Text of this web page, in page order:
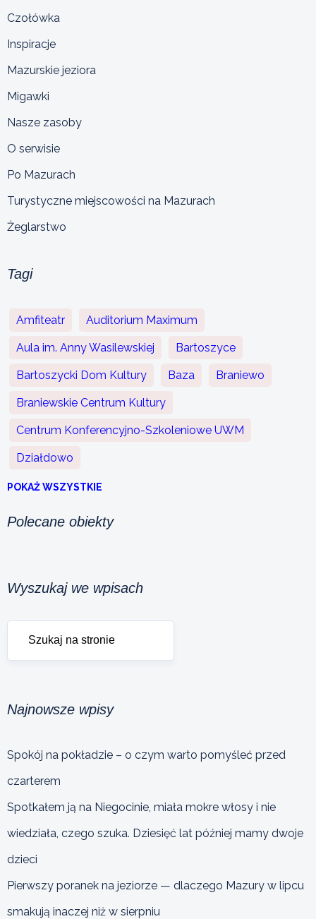
Czołówka
Inspiracje
Mazurskie jeziora
Migawki
Nasze zasoby
O serwisie
Po Mazurach
Turystyczne miejscowości na Mazurach
Żeglarstwo
Tagi
Amfiteatr Auditorium Maximum
Aula im. Anny Wasilewskiej Bartoszyce
Bartoszycki Dom Kultury Baza Braniewo
Braniewskie Centrum Kultury
Centrum Konferencyjno-Szkoleniowe UWM
Działdowo
POKAŻ WSZYSTKIE
Polecane obiekty
Wyszukaj we wpisach
Najnowsze wpisy
Spokój na pokładzie – o czym warto pomyśleć przed
czarterem
Spotkałem ją na Niegocinie, miała mokre włosy i nie
wiedziała, czego szuka. Dziesięć lat później mamy dwoje
dzieci
Pierwszy poranek na jeziorze — dlaczego Mazury w lipcu
smakują inaczej niż w sierpniu